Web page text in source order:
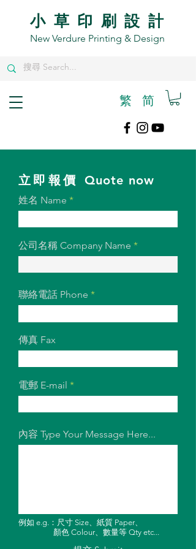
小草印刷設計
New Verdure Printing & Design
繁 ​简
​立即報價 ​Quote now
姓名 Name
公司名稱 Company Name
聯絡電話 Phone
傳真 Fax
電郵 E-mail
內容 Type Your Message Here...
例如 e.g.：尺寸 Size、紙質 Paper、
顏色 Colour、數量等 Qty etc...